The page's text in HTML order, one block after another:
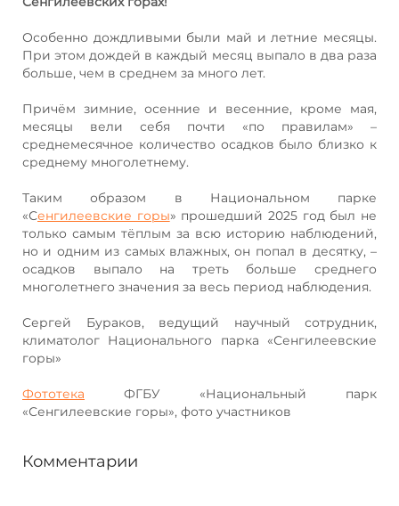
Особенно дождливыми были май и летние месяцы.
При этом дождей в каждый месяц выпало в два раза
больше, чем в среднем за много лет.
Причём зимние, осенние и весенние, кроме мая,
месяцы вели себя почти «по правилам» –
среднемесячное количество осадков было близко к
среднему многолетнему.
Таким образом в Национальном парке
«Сенгилеевские горы» прошедший 2025 год был не
только самым тёплым за всю историю наблюдений,
но и одним из самых влажных, он попал в десятку, –
осадков выпало на треть больше среднего
многолетнего значения за весь период наблюдения.
Сергей Бураков, ведущий научный сотрудник,
климатолог Национального парка «Сенгилеевские
горы»
Фототека ФГБУ «Национальный парк
«Сенгилеевские горы», фото участников
Комментарии